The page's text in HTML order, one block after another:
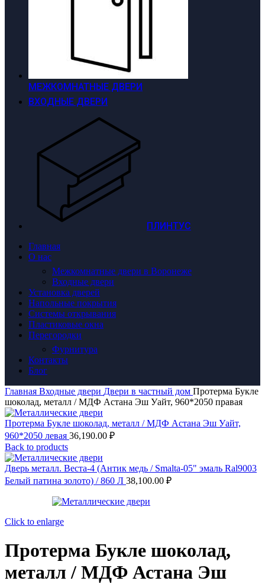
МЕЖКОМНАТНЫЕ ДВЕРИ
ВХОДНЫЕ ДВЕРИ
ПЛИНТУС
Главная
О нас
Межкомнатные двери в Воронеже
Входные двери
Установка дверей
Напольные покрытия
Системы открывания
Пластиковые окна
Перегородки
Фурнитура
Контакты
Блог
Главная Входные двери Двери в частный дом Протерма Букле
шоколад, металл / МДФ Астана Эш Уайт, 960*2050 правая
Протерма Букле шоколад, металл / МДФ Астана Эш Уайт,
960*2050 левая 36,190.00 ₽
Back to products
Дверь металл. Веста-4 (Антик медь / Smalta-05" эмаль Ral9003
Белый патина золото) / 860 Л 38,100.00 ₽
Click to enlarge
Протерма Букле шоколад,
металл / МДФ Астана Эш